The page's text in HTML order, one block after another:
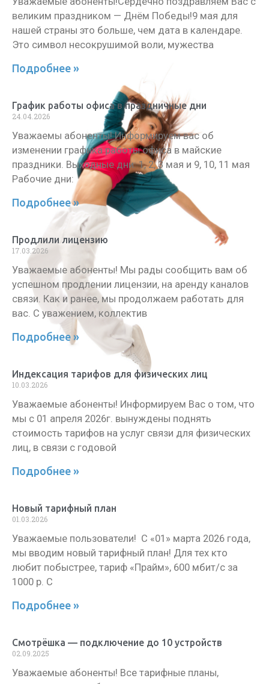
великим праздником — Днём Победы!9 мая для
нашей страны это больше, чем дата в календаре.
Это символ несокрушимой воли, мужества
Подробнее »
График работы офиса в праздничные дни
24.04.2026
Уважаемы абоненты! Информируем вас об
изменении графика работы офиса в майские
праздники. Выходные дни: 1, 2, 3 мая и 9, 10, 11 мая
Рабочие дни:
Подробнее »
Продлили лицензию
17.03.2026
Уважаемые абоненты! Мы рады сообщить вам об
успешном продлении лицензии, на аренду каналов
связи. Как и ранее, мы продолжаем работать для
вас. С уважением, коллектив
Подробнее »
Индексация тарифов для физических лиц
10.03.2026
Уважаемые абоненты! Информируем Вас о том, что
мы с 01 апреля 2026г. вынуждены поднять
стоимость тарифов на услуг связи для физических
лиц, в связи с годовой
Подробнее »
Новый тарифный план
01.03.2026
Уважаемые пользователи! С «01» марта 2026 года,
мы вводим новый тарифный план! Для тех кто
любит побыстрее, тариф «Прайм», 600 мбит/с за
1000 р. С
Подробнее »
Смотрёшка — подключение до 10 устройств
02.09.2025
Уважаемые абоненты! Все тарифные планы,